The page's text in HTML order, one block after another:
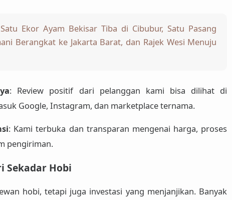
Satu Ekor Ayam Bekisar Tiba di Cibubur, Satu Pasang
Berangkat ke Jakarta Barat, dan Rajek Wesi Menuju
: Review positif dari pelanggan kami bisa dilihat di
Google, Instagram, dan marketplace ternama.
: Kami terbuka dan transparan mengenai harga, proses
pengiriman.
Sekadar Hobi
hobi, tetapi juga investasi yang menjanjikan. Banyak